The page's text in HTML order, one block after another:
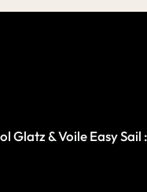
Glatz & Voile Easy